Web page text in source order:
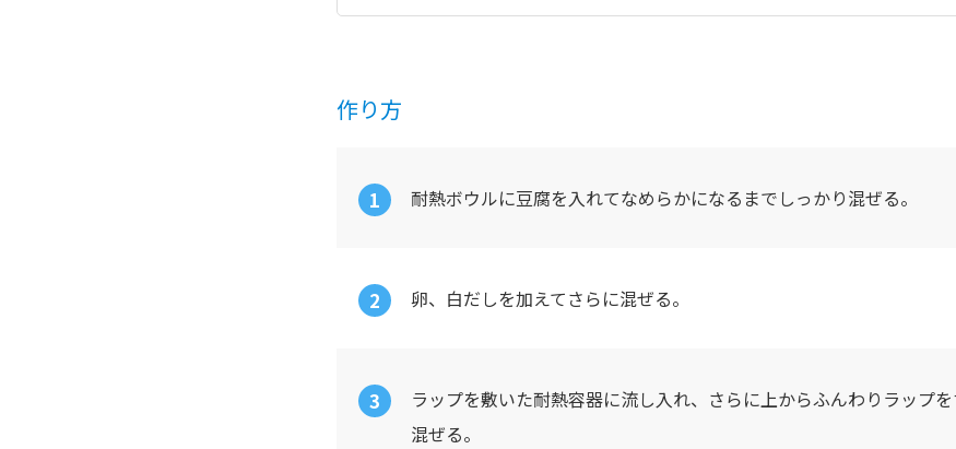
作り方
耐熱ボウルに豆腐を入れてなめらかになるまでしっかり混ぜる。
卵、白だしを加えてさらに混ぜる。
ラップを敷いた耐熱容器に流し入れ、さらに上からふんわりラップ
混ぜる。